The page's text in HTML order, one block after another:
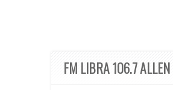
FM LIBRA 106.7